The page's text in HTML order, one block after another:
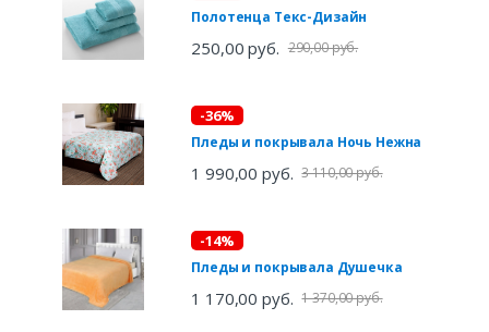
Полотенца Текс-Дизайн
250,00 руб. 290,00 руб.
-36%
Пледы и покрывала Ночь Нежна
1 990,00 руб. 3 110,00 руб.
-14%
Пледы и покрывала Душечка
1 170,00 руб. 1 370,00 руб.